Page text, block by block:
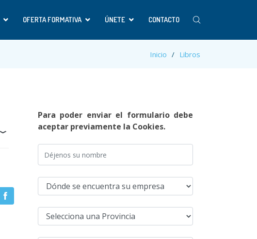
OFERTA FORMATIVA ÚNETE CONTACTO
Inicio Libros
Para poder enviar el formulario debe
aceptar previamente la Cookies.